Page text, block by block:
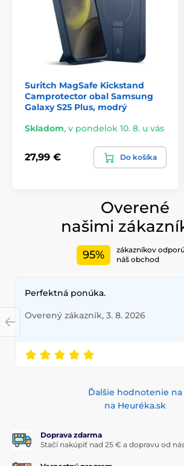
Integrovaný stojan z hliníkovej zliatiny
odolný a umožňuje nastavenie až do
na sledovanie videí, čítanie kníh alebo
videohovorov bez toho, aby ste museli
Ochrana vojenskej triedy
nárazom a otrasom vďaka
nárazníkom z TPU a vyvýšeným
obrazovku a zadnú časť telefónu.
Suritch MagSafe Kickstand
Camprotector obal Samsung
Galaxy S25 Plus, modrý
Skladom, v pondelok 10. 8. u vás
27,99 € Do košíka
Overené
našimi
95%
zákazníkov
náš obchod
Perfektná ponúka.
Overený zákazník, 3. 8. 2026
Ďalšie hodnotenie na
na Heuréka.sk
Doprava zdarma
Stačí nakúpiť nad 25 € a dopravu od